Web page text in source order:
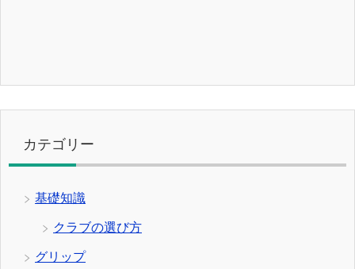
カテゴリー
基礎知識
クラブの選び方
グリップ